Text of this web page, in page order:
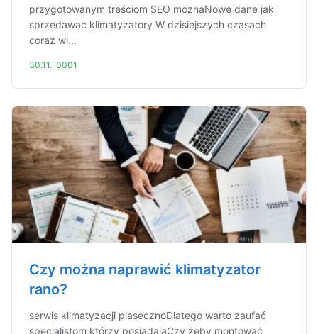
przygotowanym treściom SEO możnaNowe dane jak
sprzedawać klimatyzatory W dzisiejszych czasach
coraz wi...
30.11.-0001
Czy można naprawić klimatyzator
rano?
serwis klimatyzacji piasecznoDlatego warto zaufać
specjalistom którzy posiadająCzy żeby montować